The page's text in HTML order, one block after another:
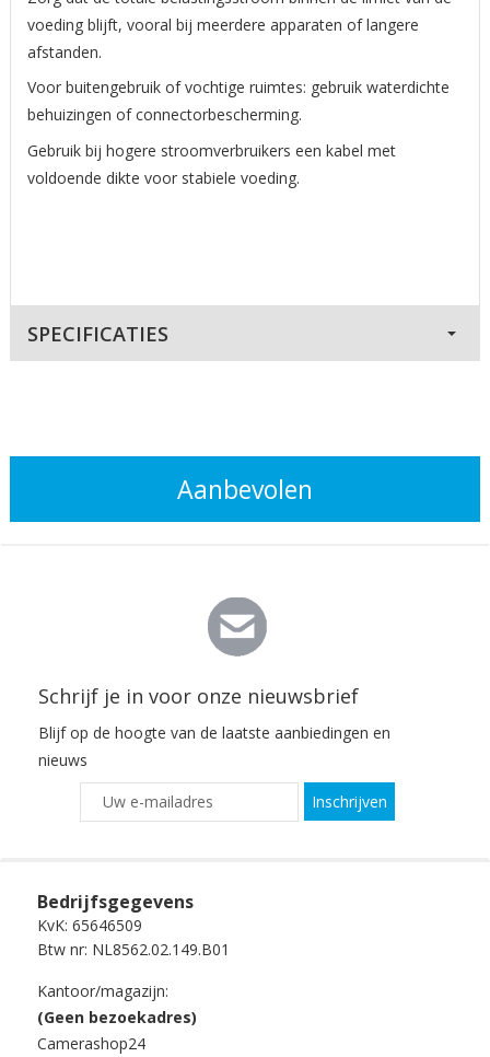
Aanbevolen
voeding blijft, vooral bij meerdere apparaten of langere
afstanden.
Voor buitengebruik of vochtige ruimtes: gebruik waterdichte
behuizingen of connectorbescherming.
Gebruik bij hogere stroomverbruikers een kabel met
voldoende dikte voor stabiele voeding.
SPECIFICATIES
Schrijf je in voor onze nieuwsbrief
Blijf op de hoogte van de laatste aanbiedingen en
nieuws
Inschrijven
Bedrijfsgegevens
KvK: 65646509
Btw nr: NL8562.02.149.B01
Kantoor/magazijn:
(Geen bezoekadres)
Camerashop24